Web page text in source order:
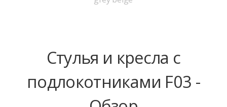
Стулья и кресла с
подлокотниками F03 -